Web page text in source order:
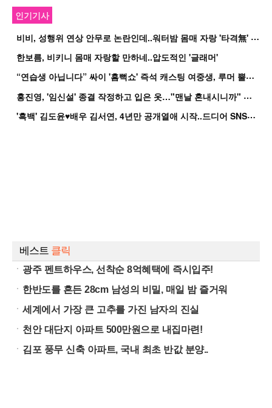
인기기사
비
비, 성행위 연상 안무로 논란인데..워터밤 몸매 자랑 '타격無' 근황
한보름, 비키니 몸매 자랑할 만하네..압도적인 '글래머'
“
연습생 아닙니다” 싸이 '흠뻑쇼' 즉석 캐스팅 여중생, 루머 뿔났다[Oh!쎈 이...
홍
진영, '임신설' 종결 작정하고 입은 옷…"맨날 혼내시니까" 억울
'
흑백' 김도윤♥배우 김서연, 4년만 공개열애 시작..드디어 SNS에 노출 [핫피...